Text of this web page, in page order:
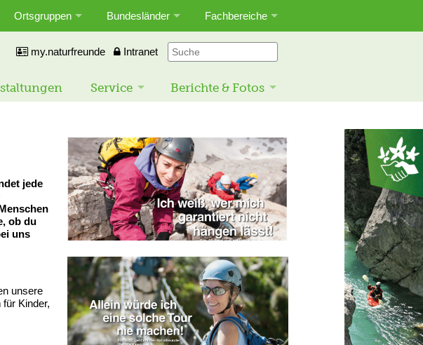
Ortsgruppen Bundesländer Fachbereiche
my.naturfreunde Intranet
Service Berichte & Fotos
jede
ob du
uns
unsere
Kinder,